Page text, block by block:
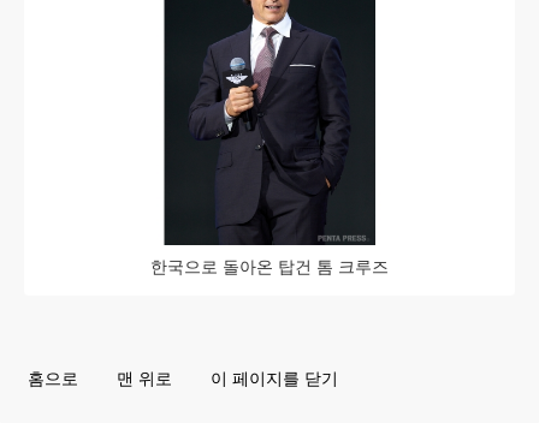
한국으로 돌아온 탑건 톰 크루즈
홈으로 맨 위로 이 페이지를 닫기